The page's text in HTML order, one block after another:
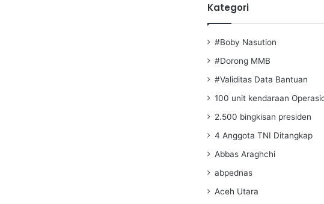
Kategori
#Boby Nasution
#Dorong MMB
#Validitas Data Bantuan
100 unit kendaraan
2.500 bingkisan presiden
4 Anggota TNI Ditangkap
Abbas Araghchi
abpednas
Aceh Utara